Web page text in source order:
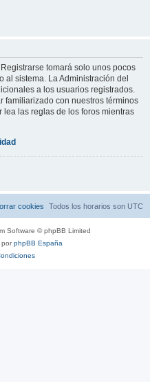
tomará solo unos pocos
al sistema. La Administración del
a los usuarios registrados.
familiarizado con nuestros términos
las reglas de los foros mientras
Todos los horarios son UTC
cookies
Software © phpBB Limited
porphpBB España